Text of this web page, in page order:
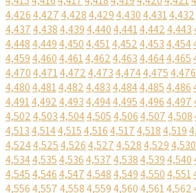
4,4264,4274,4284,4294,4304,4314,432
4,4374,4384,4394,4404,4414,4424,443
4,4484,4494,4504,4514,4524,4534,454
4,4594,4604,4614,4624,4634,4644,465
4,4704,4714,4724,4734,4744,4754,476
4,4804,4814,4824,4834,4844,4854,486
4,4914,4924,4934,4944,4954,4964,497
4,5024,5034,5044,5054,5064,5074,508
4,5134,5144,5154,5164,5174,5184,519
4,5244,5254,5264,5274,5284,5294,530
4,5344,5354,5364,5374,5384,5394,540
4,5454,5464,5474,5484,5494,5504,551
4,5564,5574,5584,5594,5604,5614,562